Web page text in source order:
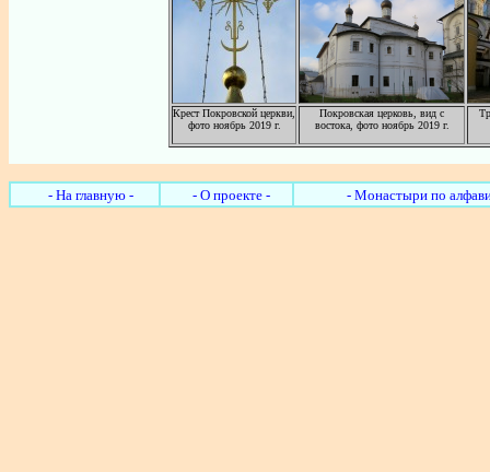
Крест Покровской церкви,
фото ноябрь 2019 г.
Покровская церковь, вид с
востока, фото ноябрь 2019 г.
- На главную - - О проекте - - Монастыри по